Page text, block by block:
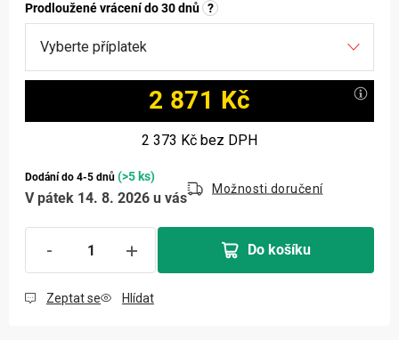
Prodloužené vrácení do 30 dnů ?
2 871 Kč
2 373 Kč bez DPH
Dodání do 4-5 dnů (>5 ks)
V pátek 14. 8. 2026 u vás
Možnosti doručení
Do košíku
Zeptat se Hlídat